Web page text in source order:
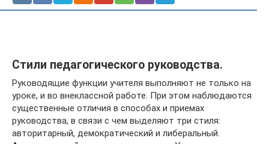
Стили педагогического руководства.
Руководящие функции учителя выполняют не только на
уроке, и во внеклассной работе. При этом наблюдаются
существенные отличия в способах и приемах
руководства, в связи с чем выделяют три стиля:
авторитарный, демократический и либеральный.